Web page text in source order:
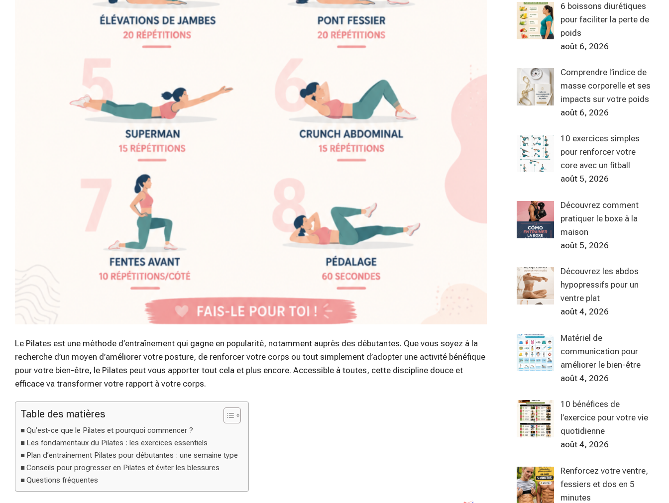
Le Pilates est une méthode d’entraînement qui gagne en popularité, notamment auprès des débutantes. Que vous soyez à la
recherche d’un moyen d’améliorer votre posture, de renforcer votre corps ou tout simplement d’adopter une activité bénéfique
pour votre bien-être, le Pilates peut vous apporter tout cela et plus encore. Accessible à toutes, cette discipline douce et
efficace va transformer votre rapport à votre corps.
Table des matières
Qu’est-ce que le Pilates et pourquoi commencer ?
Les fondamentaux du Pilates : les exercices essentiels
Plan d’entraînement Pilates pour débutantes : une semaine type
Conseils pour progresser en Pilates et éviter les blessures
Questions fréquentes
6 boissons diurétiques
pour faciliter la perte de
poids
août 6, 2026
Comprendre l’indice de
masse corporelle et ses
impacts sur votre poids
août 6, 2026
10 exercices simples
pour renforcer votre
core avec un fitball
août 5, 2026
Découvrez comment
pratiquer le boxe à la
maison
août 5, 2026
Découvrez les abdos
hypopressifs pour un
ventre plat
août 4, 2026
Matériel de
communication pour
améliorer le bien-être
août 4, 2026
10 bénéfices de
l’exercice pour votre vie
quotidienne
août 4, 2026
Renforcez votre ventre,
fessiers et dos en 5
minutes